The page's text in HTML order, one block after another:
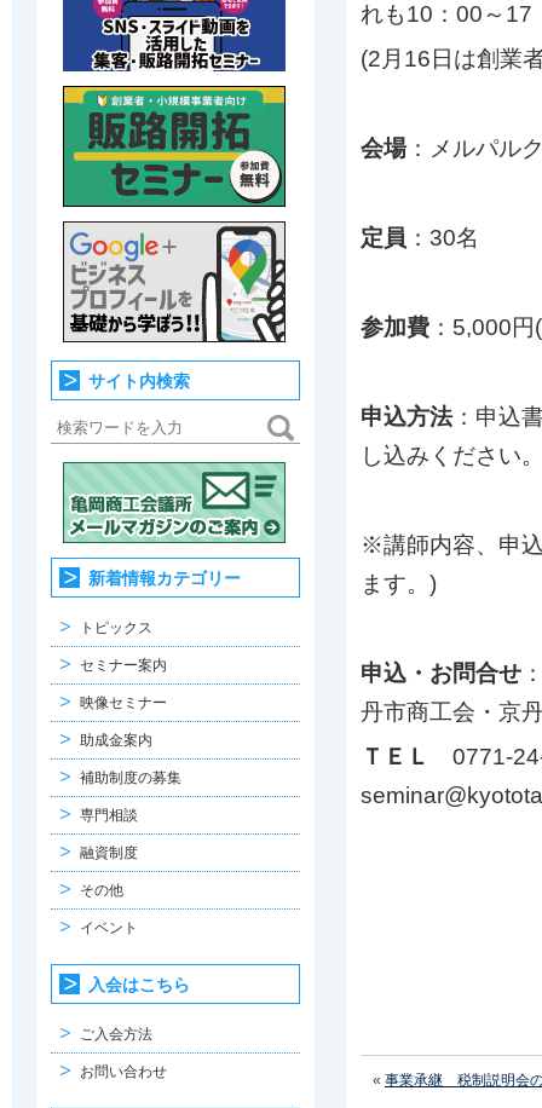
れも10：00～17
(2月16日は創業
会場：メルパル
定員 ：30名
参加費 ：5,000
申込方法：申込
し込みください
※講師内容、申
ます。)
申込・お問合せ
丹市商工会・京
ＴＥＬ
0771-
« 事業承継 税制説明会
サイト内検索
新着情報カテゴリー
トピックス
セミナー案内
映像セミナー
助成金案内
補助制度の募集
専門相談
融資制度
その他
イベント
入会はこちら
ご入会方法
お問い合わせ